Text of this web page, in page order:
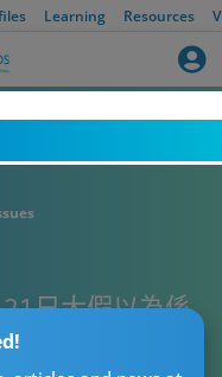
Learning Resources
日大假以為係
網民：根本血